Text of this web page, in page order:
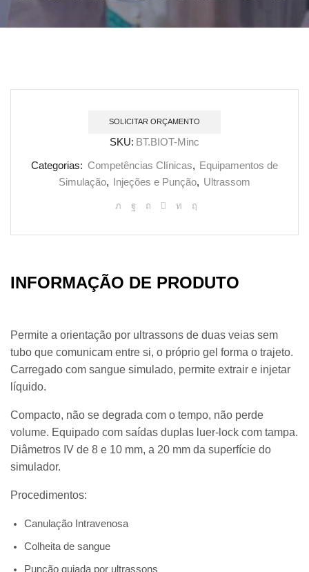
SOLICITAR ORÇAMENTO
SKU: BT.BIOT-Minc
Categorias: Competências Clínicas, Equipamentos de
Simulação, Injeções e Punção, Ultrassom
INFORMAÇÃO DE PRODUTO
Permite a orientação por ultrassons de duas veias sem
tubo que comunicam entre si, o próprio gel forma o trajeto.
Carregado com sangue simulado, permite extrair e injetar
líquido.
Compacto, não se degrada com o tempo, não perde
volume. Equipado com saídas duplas luer-lock com tampa.
Diâmetros IV de 8 e 10 mm, a 20 mm da superfície do
simulador.
Procedimentos:
Canulação Intravenosa
Colheita de sangue
Punção guiada por ultrassons